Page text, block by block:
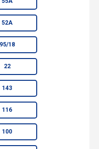
52А
95/18
22
143
116
100